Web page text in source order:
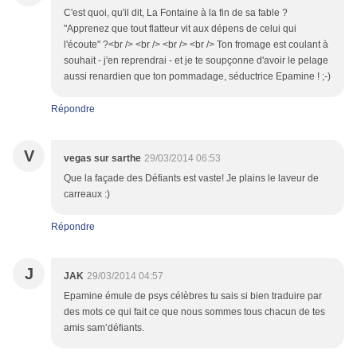
C'est quoi, qu'il dit, La Fontaine à la fin de sa fable ?
"Apprenez que tout flatteur vit aux dépens de celui qui
l'écoute" ?<br /> <br /> <br /> <br /> Ton fromage est coulant à
souhait - j'en reprendrai - et je te soupçonne d'avoir le pelage
aussi renardien que ton pommadage, séductrice Epamine ! ;-)
Répondre
V vegas sur sarthe 29/03/2014 06:53
Que la façade des Défiants est vaste! Je plains le laveur de
carreaux :)
Répondre
J JAK 29/03/2014 04:57
Epamine émule de psys célèbres tu sais si bien traduire par
des mots ce qui fait ce que nous sommes tous chacun de tes
amis sam’défiants.